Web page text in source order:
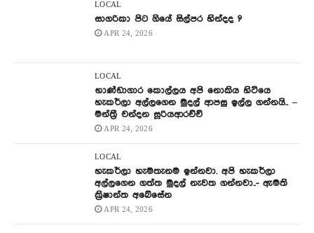
LOCAL
සාගරිකා පිට ගියේ සිල්පර හින්දද ?
APR 24, 2026
LOCAL
භාණ්ඩාගාර කොල්ලය අපි නොකිය හිටියෙ
හැකර්ලා අල්ලගෙන මුදල් ආපසු ඉල්ල ගන්නයි.. –
මන්ත්‍රී චන්දන සූරියආරච්චි
APR 24, 2026
LOCAL
හැකර්ලා හැමතැනම ඉන්නවා. අපි හැකර්ලා
අල්ලගෙන ගත්ත මුදල් නැවත ගන්නවා..- ඇමති
ක්‍රිෂාන්ත අබේසේන
APR 24, 2026